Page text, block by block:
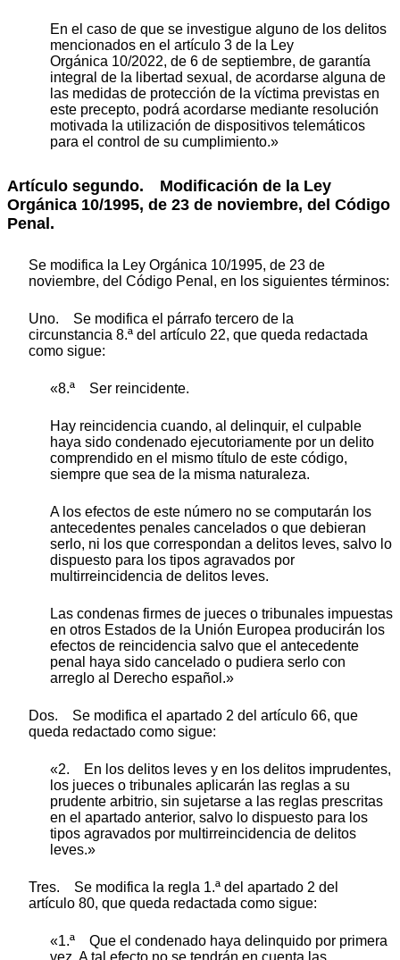
En el caso de que se investigue alguno de los delitos
mencionados en el artículo 3 de la Ley
Orgánica 10/2022, de 6 de septiembre, de garantía
integral de la libertad sexual, de acordarse alguna de
las medidas de protección de la víctima previstas en
este precepto, podrá acordarse mediante resolución
motivada la utilización de dispositivos telemáticos
para el control de su cumplimiento.»
Artículo segundo. Modificación de la Ley
Orgánica 10/1995, de 23 de noviembre, del Código
Penal.
Se modifica la Ley Orgánica 10/1995, de 23 de
noviembre, del Código Penal, en los siguientes términos:
Uno. Se modifica el párrafo tercero de la
circunstancia 8.ª del artículo 22, que queda redactada
como sigue:
«8.ª Ser reincidente.
Hay reincidencia cuando, al delinquir, el culpable
haya sido condenado ejecutoriamente por un delito
comprendido en el mismo título de este código,
siempre que sea de la misma naturaleza.
A los efectos de este número no se computarán los
antecedentes penales cancelados o que debieran
serlo, ni los que correspondan a delitos leves, salvo lo
dispuesto para los tipos agravados por
multirreincidencia de delitos leves.
Las condenas firmes de jueces o tribunales impuestas
en otros Estados de la Unión Europea producirán los
efectos de reincidencia salvo que el antecedente
penal haya sido cancelado o pudiera serlo con
arreglo al Derecho español.»
Dos. Se modifica el apartado 2 del artículo 66, que
queda redactado como sigue:
«2. En los delitos leves y en los delitos imprudentes,
los jueces o tribunales aplicarán las reglas a su
prudente arbitrio, sin sujetarse a las reglas prescritas
en el apartado anterior, salvo lo dispuesto para los
tipos agravados por multirreincidencia de delitos
leves.»
Tres. Se modifica la regla 1.ª del apartado 2 del
artículo 80, que queda redactada como sigue:
«1.ª Que el condenado haya delinquido por primera